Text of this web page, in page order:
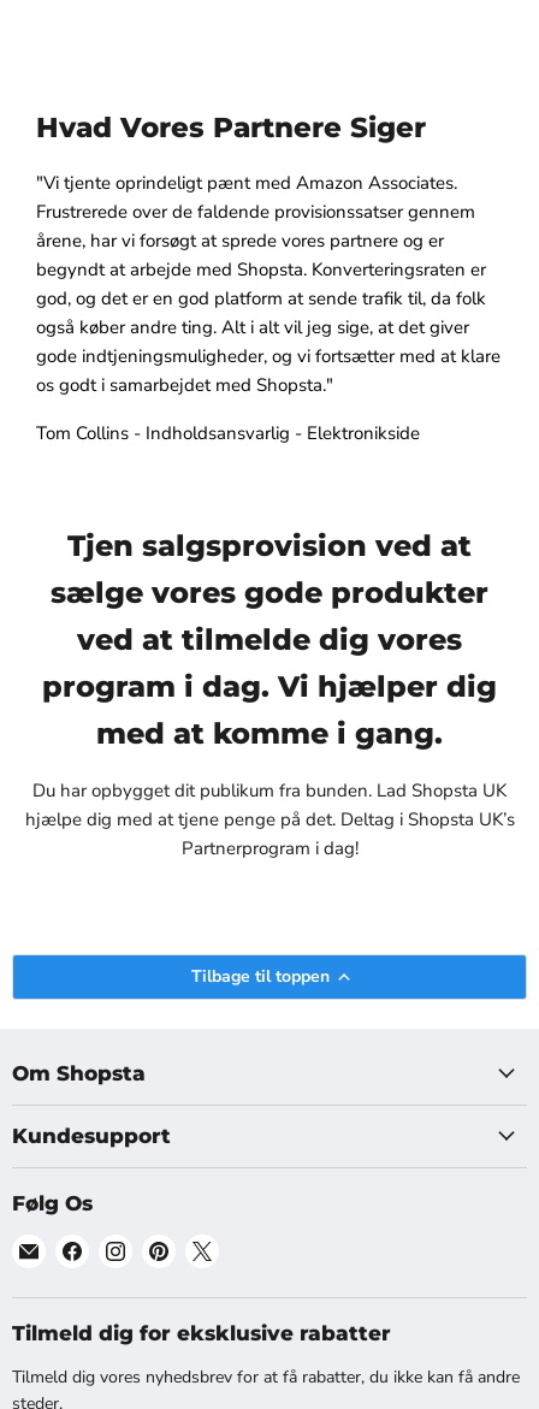
Hvad Vores Partnere Siger
"Vi tjente oprindeligt pænt med Amazon Associates.
Frustrerede over de faldende provisionssatser gennem
årene, har vi forsøgt at sprede vores partnere og er
begyndt at arbejde med Shopsta. Konverteringsraten er
god, og det er en god platform at sende trafik til, da folk
også køber andre ting. Alt i alt vil jeg sige, at det giver
gode indtjeningsmuligheder, og vi fortsætter med at klare
os godt i samarbejdet med Shopsta."
Tom Collins - Indholdsansvarlig - Elektronikside
Tjen salgsprovision ved at
sælge vores gode produkter
ved at tilmelde dig vores
program i dag. Vi hjælper dig
med at komme i gang.
Du har opbygget dit publikum fra bunden. Lad Shopsta UK
hjælpe dig med at tjene penge på det. Deltag i Shopsta UK’s
Partnerprogram i dag!
Tilbage til toppen
Om Shopsta
Kundesupport
Følg Os
Find
på
[email]
Find
på
Facebook
Find
på
Instagram
Find
på
Pinterest
på
X
Tilmeld dig for eksklusive rabatter
Tilmeld dig vores nyhedsbrev for at få rabatter, du ikke kan få andre
steder.